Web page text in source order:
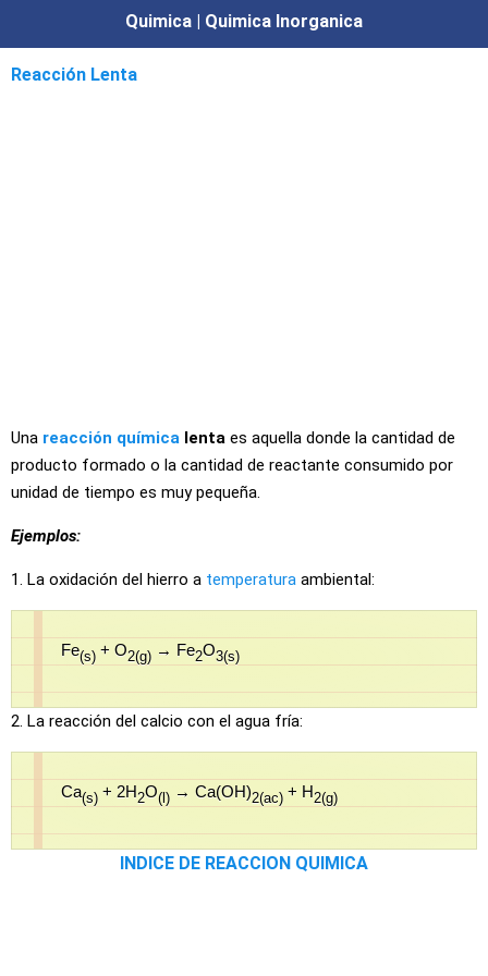
Quimica | Quimica Inorganica
Reacción Lenta
Una reacción química lenta es aquella donde la cantidad de
producto formado o la cantidad de reactante consumido por
unidad de tiempo es muy pequeña.
Ejemplos:
1. La oxidación del hierro a temperatura ambiental:
Fe(s) + O2(g) → Fe2O3(s)
2. La reacción del calcio con el agua fría:
Ca(s) + 2H2O(l) → Ca(OH)2(ac) + H2(g)
INDICE DE REACCION QUIMICA